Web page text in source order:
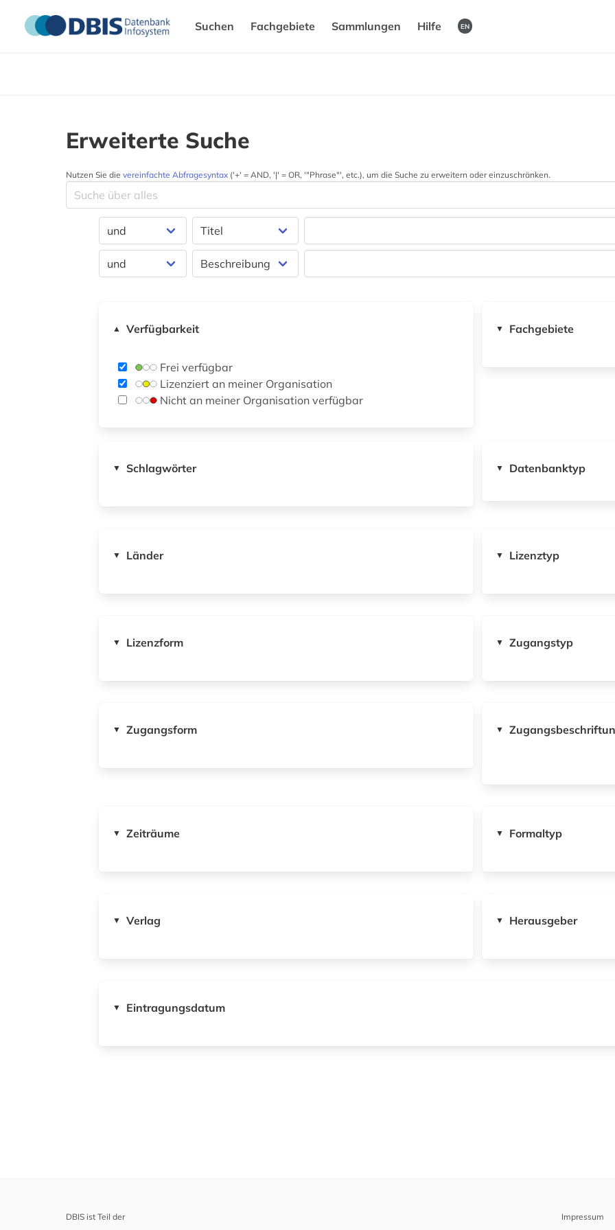
Suchen Fachgebiete Sammlungen Hilfe EN
Erweiterte Suche
Nutzen Sie die vereinfachte Abfragesyntax ('+' = AND, '|' = OR, '"Phrase"', etc.), um die Suche zu erweitern oder einzuschränken.
▲ Verfügbarkeit
Frei verfügbar
Lizenziert an meiner Organisation
Nicht an meiner Organisation verfügbar
▼ Fachgebiete
▼ Schlagwörter ▼ Datenbanktyp
▼ Länder ▼ Lizenztyp
▼ Lizenzform ▼ Zugangstyp
▼ Zugangsform ▼
▼ Zeiträume ▼ Formaltyp
▼ Verlag ▼ Herausgeber
▼ Eintragungsdatum
DBIS ist Teil der Impressum